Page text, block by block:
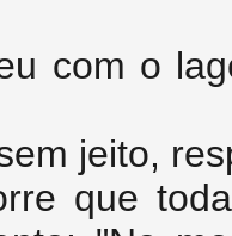
com o
jeito,
que